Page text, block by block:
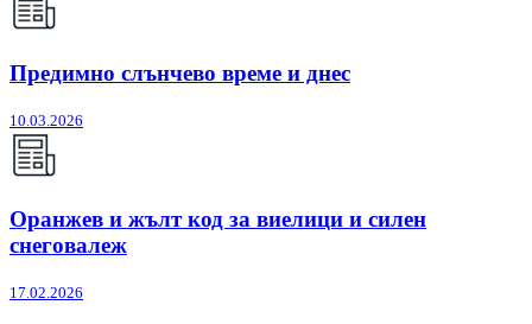
Предимно слънчево време и днес
10.03.2026
Оранжев и жълт код за виелици и силен
снеговалеж
17.02.2026